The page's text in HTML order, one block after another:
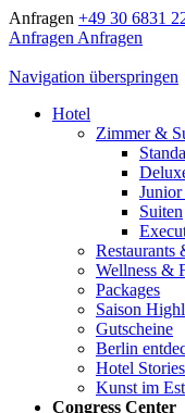
Anfragen +49 30 6831
Anfragen Anfragen
Navigation überspringen
Hotel
Zimmer &
Junior
Suiten
Restaurants
Wellness &
Packages
Saison
Gutscheine
Berlin
Hotel Stories
Kunst im
Congress Center